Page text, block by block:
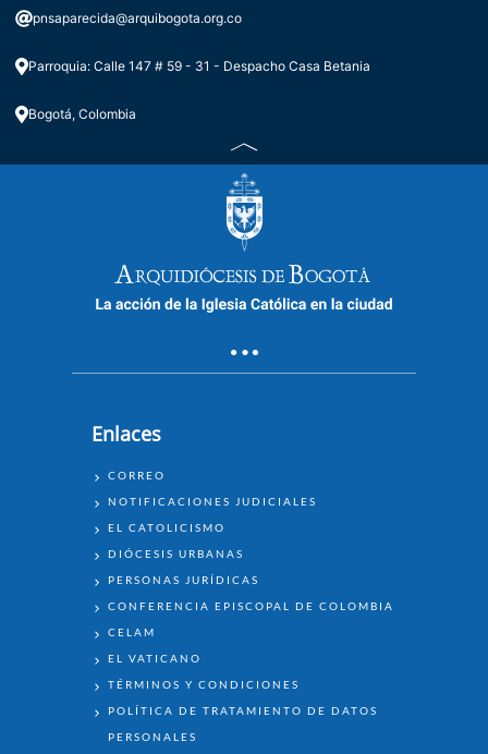
pnsaparecida@arquibogota.org.co
Parroquia: Calle 147 # 59 - 31 - Despacho Casa Betania
Bogotá, Colombia
Enlaces
ENLACES
CORREO
NOTIFICACIONES JUDICIALES
EL CATOLICISMO
DIÓCESIS URBANAS
PERSONAS JURÍDICAS
CONFERENCIA EPISCOPAL DE COLOMBIA
CELAM
EL VATICANO
TÉRMINOS Y CONDICIONES
POLÍTICA DE TRATAMIENTO DE DATOS
PERSONALES